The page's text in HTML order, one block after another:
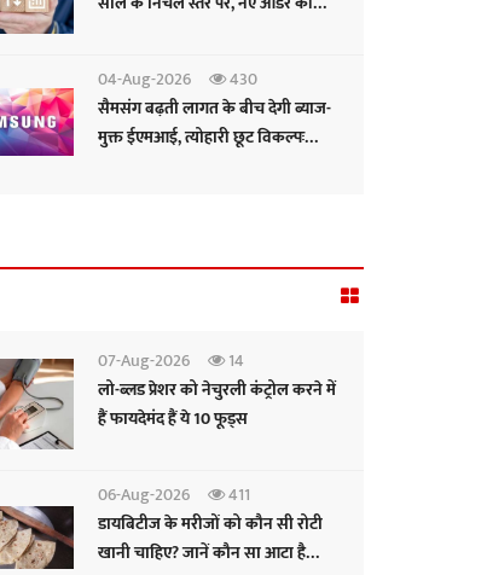
04-Aug-2026
430
सैमसंग बढ़ती लागत के बीच देगी ब्याज-
मुक्त ईएमआई, त्योहारी छूट विकल्पः
07-Aug-2026
14
लो-ब्लड प्रेशर को नेचुरली कंट्रोल करने में
हैं फायदेमंद हैं ये 10 फूड्स
06-Aug-2026
411
डायबिटीज के मरीजों को कौन सी रोटी
खानी चाहिए? जानें कौन सा आटा है